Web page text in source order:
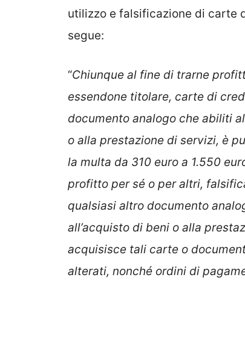
utilizzo e falsificazione di carte
segue:
“Chiunque al fine di trarne
essendone titolare, carte di
documento analogo che abiliti
o alla prestazione di servizi, è
la multa da 310 euro a 1.550
profitto per sé o per altri,
qualsiasi altro documento
all’acquisto di beni o alla
acquisisce tali carte o
alterati, nonché ordini di